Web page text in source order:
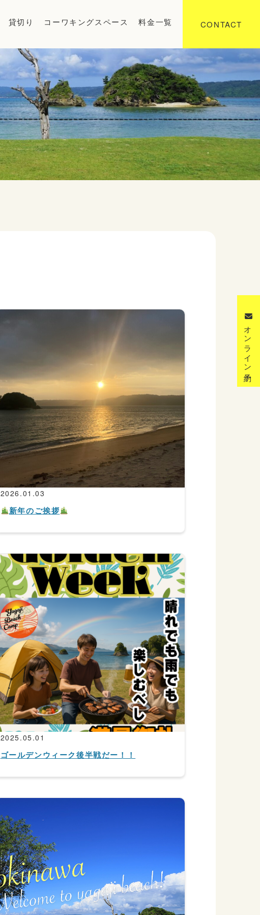
オンライン予約
貸切り コーワキングスペース 料金一覧 CONTACT
2026.01.03
新年のご挨拶
2025.05.01
ゴールデンウィーク後半戦だー！！